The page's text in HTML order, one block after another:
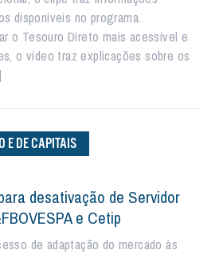
disponíveis no programa.
o Tesouro Direto mais acessível e
o vídeo traz explicações sobre os
E DE CAPITAIS
desativação de Servidor
e Cetip
de adaptação do mercado às